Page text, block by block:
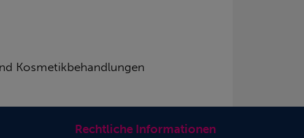
Kosmetikbehandlungen
Rechtliche Informationen